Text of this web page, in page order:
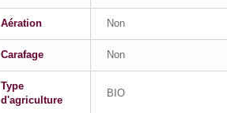
Aération Non
Carafage Non
Type
d'agriculture
BIO